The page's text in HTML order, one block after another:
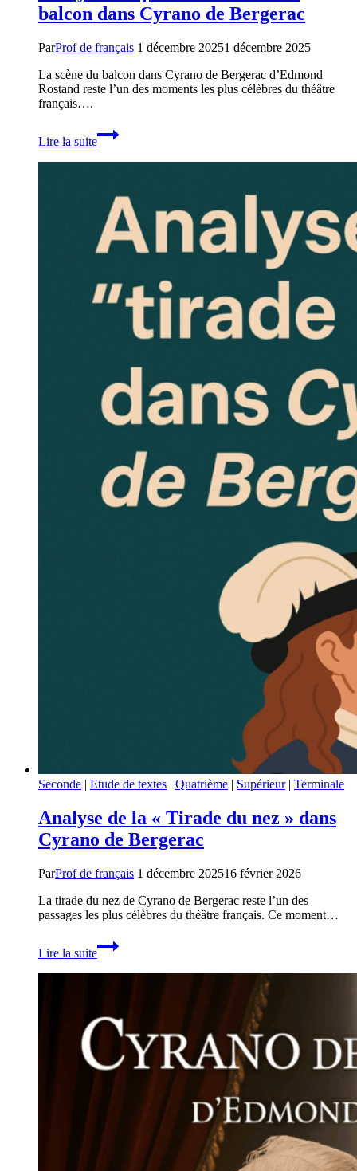
balcon dans Cyrano de Bergerac
ParProf de français 1 décembre 20251 décembre 2025
La scène du balcon dans Cyrano de Bergerac d’Edmond
Rostand reste l’un des moments les plus célèbres du théâtre
français….
Lire la suite
Analyse
complète
balcon
dans
Cyrano
Seconde | Etude de textes | Quatrième | Supérieur| Terminale
Analyse de la « Tirade du nez » dans
Cyrano de Bergerac
ParProf de français 1 décembre 202516 février 2026
La tirade du nez de Cyrano de Bergerac reste l’un des
passages les plus célèbres du théâtre français. Ce moment…
Lire la suite
Analyse
de
dans
Cyrano
Bergerac